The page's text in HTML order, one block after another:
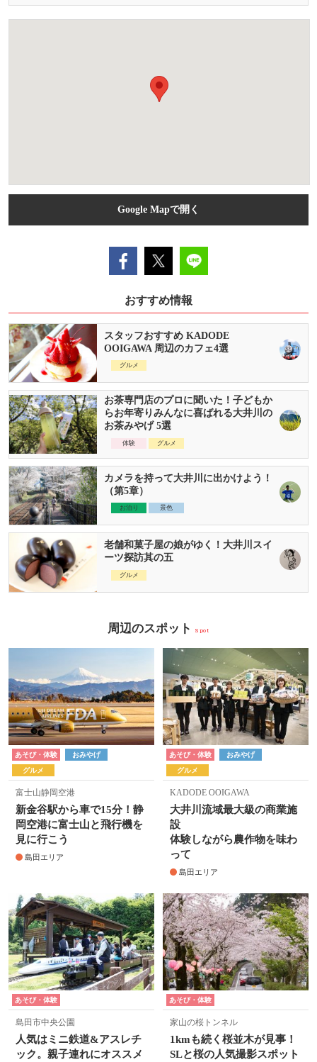
Google Mapで開く
おすすめ情報
スタッフおすすめ KADODE
OOIGAWA 周辺のカフェ4選
グルメ
お茶専門店のプロに聞いた！子どもか
らお年寄りみんなに喜ばれる大井川の
お茶みやげ 5選
体験 グルメ
カメラを持って大井川に出かけよう！
（第5章）
お泊り 景色
老舗和菓子屋の娘がゆく！大井川スイ
ーツ探訪其の五
グルメ
周辺のスポット Spot
あそび・体験
おみやげ
グルメ
富士山静岡空港
新金谷駅から車で15分！静
岡空港に富士山と飛行機を
見に行こう
島田エリア
あそび・体験
おみやげ
グルメ
KADODE OOIGAWA
大井川流域最大級の商業施
設
体験しながら農作物を味わ
って
島田エリア
あそび・体験
島田市中央公園
人気はミニ鉄道&アスレチ
ック。親子連れにオススメ
あそび・体験
家山の桜トンネル
1kmも続く桜並木が見事！
SLと桜の人気撮影スポット